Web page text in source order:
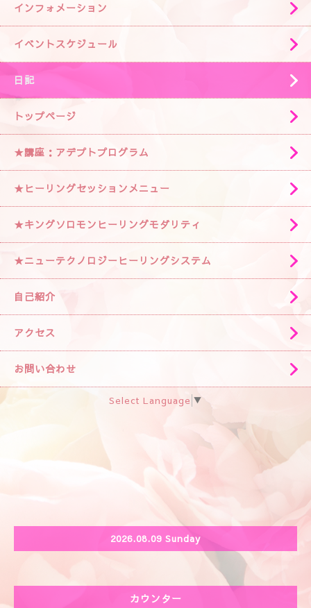
インフォメーション
イベントスケジュール
日記
トップページ
★講座：アデプトプログラム
★ヒーリングセッションメニュー
★キングソロモンヒーリングモダリティ
★ニューテクノロジーヒーリングシステム
自己紹介
アクセス
お問い合わせ
Select Language ▼
2026.08.09 Sunday
カウンター